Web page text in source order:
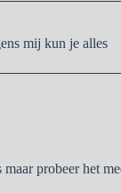
mij kun je alles
probeer het